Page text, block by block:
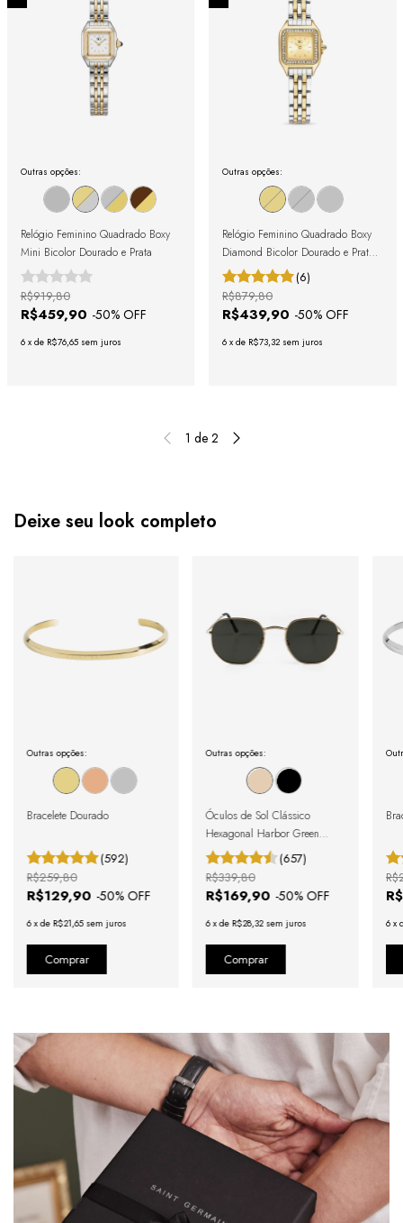
Outras opções:
Relógio Feminino Quadrado Boxy
Mini Bicolor Dourado e Prata
R$459,90 -50% OFF
R$919,80
6 x de R$76,65 sem juros
Outras opções:
Relógio Feminino Quadrado Boxy
Diamond Bicolor Dourado e Prata
com Cristais Cravejados
(6)
R$439,90 -50% OFF
R$879,80
6 x de R$73,32 sem juros
1 de 2
Deixe seu look completo
Outras opções:
Bracelete Dourado
(592)
R$129,90 -50% OFF
R$259,80
6 xde R$21,65 sem juros
Outras opções:
Óculos de Sol Clássico
Hexagonal Harbor Green
Gold
(657)
R$169,90-50% OFF
R$339,80
6 xdeR$28,32 sem juros 6 x